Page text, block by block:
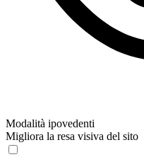
Modalità ipovedenti
Migliora la resa visiva del sito